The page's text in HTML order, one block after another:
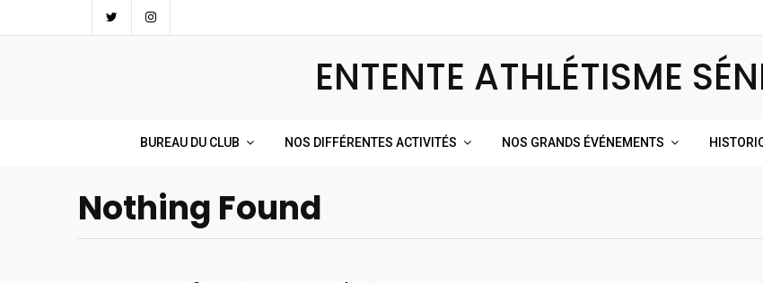
to
ENTENTE ATHLÉTISME
BUREAU DU CLUB NOS DIFFÉRENTES ACTIVITÉS NOS GRANDS ÉVÉNEMENTS
Nothing Found